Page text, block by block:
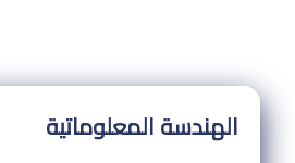
الهندسة المعلوماتية